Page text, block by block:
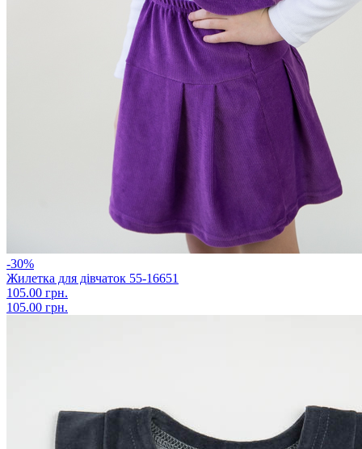
-30%
Жилетка для дівчаток 55-16651
105.00 грн.
105.00 грн.